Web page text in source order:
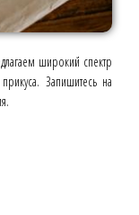
широкий спектр
Запишитесь на